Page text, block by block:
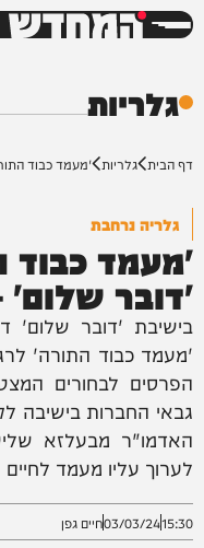
המחדש
גלריות
דף הבית גלריות 'מעמד כבוד
גלריה נרחבת
'מעמד כבוד
'דובר
בישיבת 'דובר שלום'
'מעמד כבוד התורה'
הפרסים לבחורים
גבאי החברות
האדמו"ר מבעלזא
לערוך עליו מעמד לחיים
15:30
03/03/24חיים גפן